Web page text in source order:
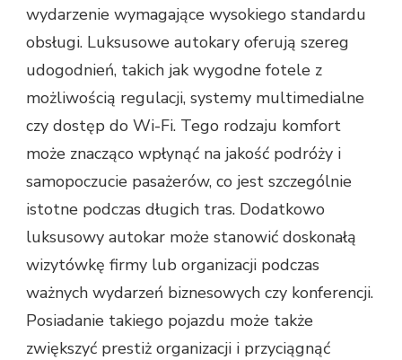
wydarzenie wymagające wysokiego standardu
obsługi. Luksusowe autokary oferują szereg
udogodnień, takich jak wygodne fotele z
możliwością regulacji, systemy multimedialne
czy dostęp do Wi-Fi. Tego rodzaju komfort
może znacząco wpłynąć na jakość podróży i
samopoczucie pasażerów, co jest szczególnie
istotne podczas długich tras. Dodatkowo
luksusowy autokar może stanowić doskonałą
wizytówkę firmy lub organizacji podczas
ważnych wydarzeń biznesowych czy konferencji.
Posiadanie takiego pojazdu może także
zwiększyć prestiż organizacji i przyciągnąć